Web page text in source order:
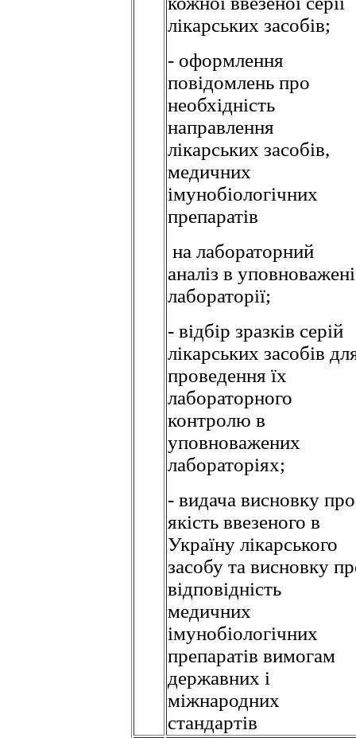
лікарських засобів;
- оформлення
повідомлень про
необхідність
направлення
лікарських засобів,
медичних
імунобіологічних
препаратів
на лабораторний
аналіз в уповноважені
лабораторії;
- відбір зразків серій
лікарських засобів
проведення їх
лабораторного
контролю в
уповноважених
лабораторіях;
- видача висновку про
якість ввезеного в
Україну лікарського
засобу та висновку
відповідність
медичних
імунобіологічних
препаратів вимогам
державних і
міжнародних
стандартів